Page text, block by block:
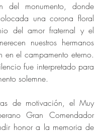
del monumento, donde
una corona floral
del amor fraternal y el
nuestros hermanos
en el campamento eterno.
fue interpretado para
solemne.
de motivación, el Muy
Gran Comendador
honor a la memoria de